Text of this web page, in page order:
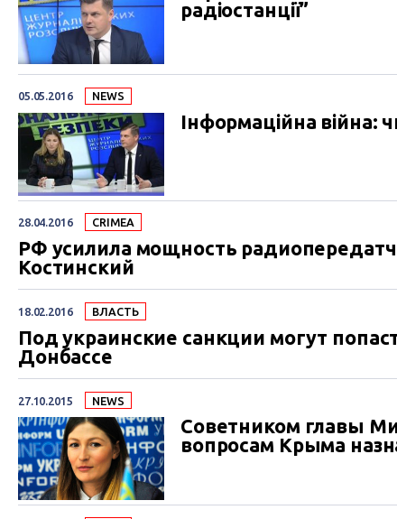
радіостанції”
05.05.2016 NEWS
Інформаційна війна:
28.04.2016 CRIMEA
РФ усилила мощность
Костинский
18.02.2016 ВЛАСТЬ
Под украинские санкции могут
Донбассе
27.10.2015 NEWS
Советником главы
вопросам Крыма